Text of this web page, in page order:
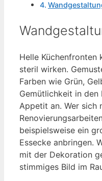
Helle Küchenfronten
steril wirken.
Farben wie Grün,
Gemütlichkeit in den
Appetit an. Wer sich
beispielsweise ein
Essecke anbringen.
mit der Dekoration
stimmiges Bild im